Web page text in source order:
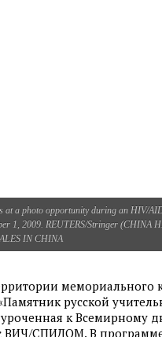
at a photo opportunity during an HIV/
1, 2009. REUTERS/Stringer (CHINA
IN CHINA
мемориального
русской
к Всемирному
ВИЧ/СПИДОМ. В